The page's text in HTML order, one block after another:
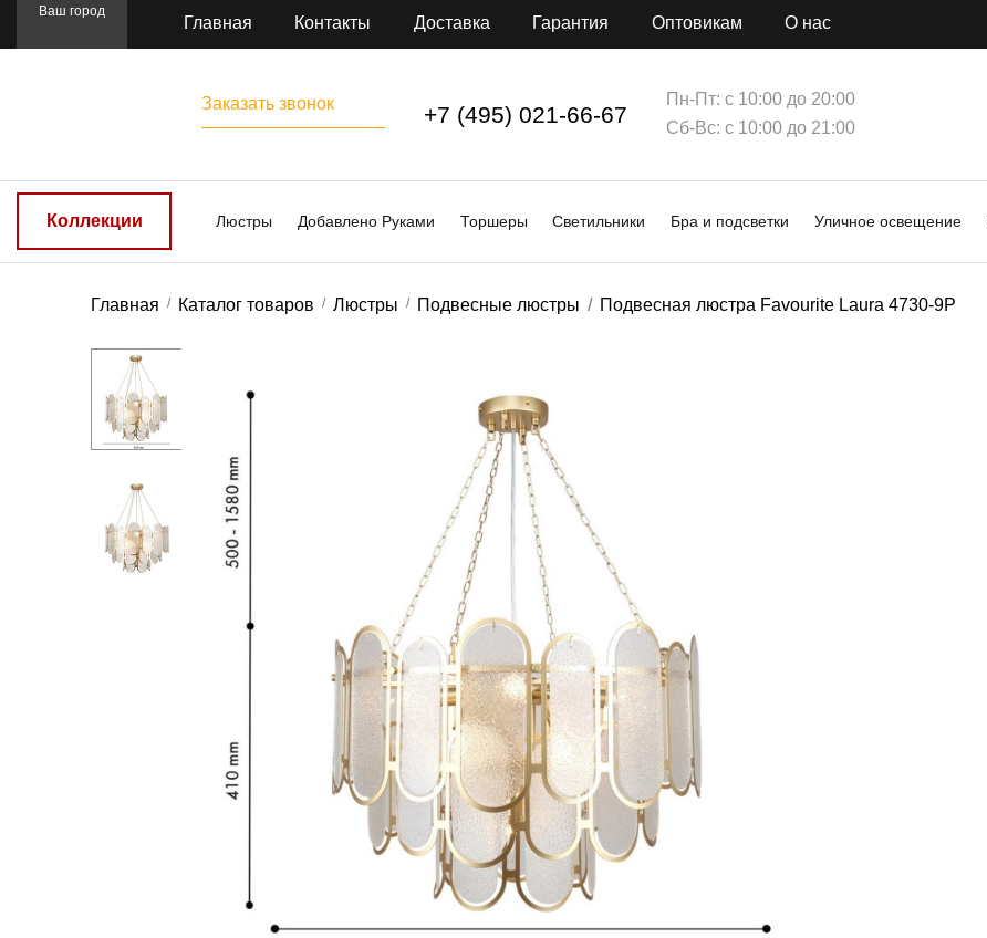
Ваш город
Главная Контакты Доставка Гарантия Оптовикам О нас
Заказать звонок +7 (495) 021-66-67
Пн-Пт: с 10:00 до 20:00
Сб-Вс: с 10:00 до 21:00
Коллекции Люстры Добавлено Руками Торшеры Светильники Бра и подсветки Уличное освещение
Главная Каталог товаров Люстры Подвесные люстры Подвесная люстра Favourite Laura 4730-9P